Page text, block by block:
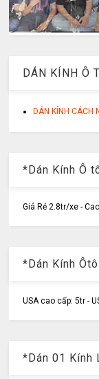
DÁN KÍNH Ô
DÁN KÍNH CÁCH
*Dán Kính Ô
Giá Rẻ 2.8tr/xe -
*Dán Kính
USA cao cấp: 5tr -
*Dán 01 Kính